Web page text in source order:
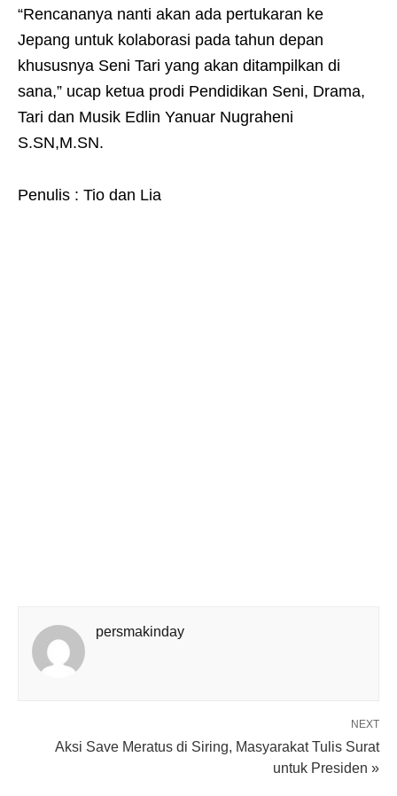
“Rencananya nanti akan ada pertukaran ke
Jepang untuk kolaborasi pada tahun depan
khususnya Seni Tari yang akan ditampilkan di
sana,” ucap ketua prodi Pendidikan Seni, Drama,
Tari dan Musik Edlin Yanuar Nugraheni
S.SN,M.SN.
Penulis : Tio dan Lia
persmakinday
NEXT
Aksi Save Meratus di Siring, Masyarakat Tulis Surat
untuk Presiden »